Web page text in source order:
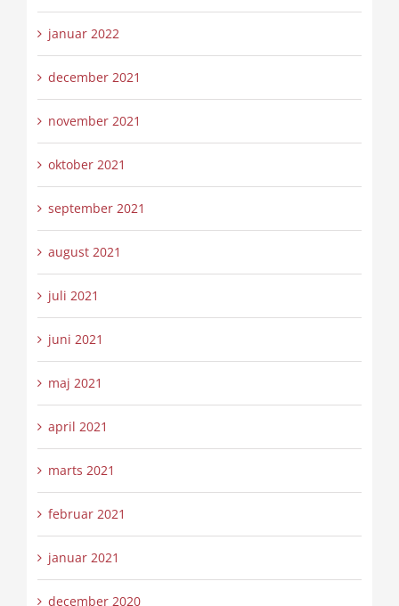
januar 2022
december 2021
november 2021
oktober 2021
september 2021
august 2021
juli 2021
juni 2021
maj 2021
april 2021
marts 2021
februar 2021
januar 2021
december 2020